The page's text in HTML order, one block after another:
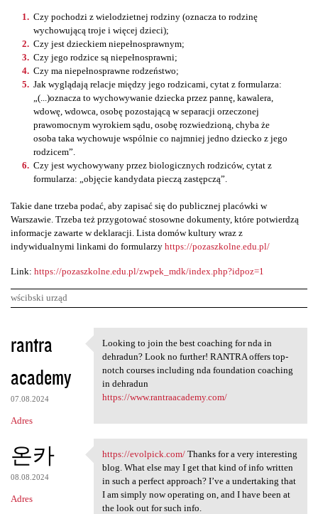
Czy pochodzi z wielodzietnej rodziny (oznacza to rodzinę
wychowującą troje i więcej dzieci);
Czy jest dzieckiem niepełnosprawnym;
Czy jego rodzice są niepełnosprawni;
Czy ma niepełnosprawne rodzeństwo;
Jak wyglądają relacje między jego rodzicami, cytat z formularza:
„(...)oznacza to wychowywanie dziecka przez pannę, kawalera,
wdowę, wdowca, osobę pozostającą w separacji orzeczonej
prawomocnym wyrokiem sądu, osobę rozwiedzioną, chyba że
osoba taka wychowuje wspólnie co najmniej jedno dziecko z jego
rodzicem”.
Czy jest wychowywany przez biologicznych rodziców, cytat z
formularza: „objęcie kandydata pieczą zastępczą”.
Takie dane trzeba podać, aby zapisać się do publicznej placówki w
Warszawie. Trzeba też przygotować stosowne dokumenty, które potwierdzą
informacje zawarte w deklaracji. Lista domów kultury wraz z
indywidualnymi linkami do formularzy https://pozaszkolne.edu.pl/
Link: https://pozaszkolne.edu.pl/zwpek_mdk/index.php?idpoz=1
wścibski urząd
K
o
m
e
n
a
r
z
rantra
academy
07.08.2024
Adres
Looking to join the best
Looking to join the best coaching for nda in
dehradun? Look no further! RANTRA offers top-
notch courses including nda foundation coaching
in dehradun
https://www.rantraacademy.com/
온카
08.08.2024
Adres
https://evolpick.com/ Thanks
https://evolpick.com/Thanks for a very interesting
blog. What else may I get that kind of info written
in such a perfect approach? I’ve a undertaking that
I am simply now operating on, and I have been at
the look out for such info.